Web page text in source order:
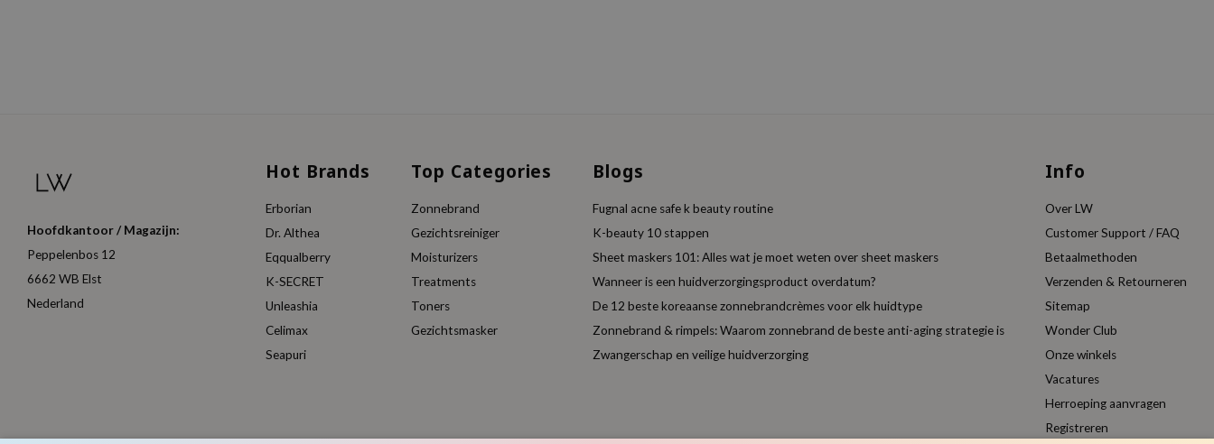
Hoofdkantoor / Magazijn:
Peppelenbos 12
6662 WB Elst
Nederland
Hot Brands
Erborian
Dr. Althea
Eqqualberry
K-SECRET
Unleashia
Celimax
Seapuri
Top Categories
Zonnebrand
Gezichtsreiniger
Moisturizers
Treatments
Toners
Gezichtsmasker
Blogs
Fugnal acne safe k beauty routine
K-beauty 10 stappen
Sheet maskers 101: Alles wat je moet weten over sheet maskers
Wanneer is een huidverzorgingsproduct overdatum?
De 12 beste koreaanse zonnebrandcrèmes voor elk huidtype
Zonnebrand & rimpels: Waarom zonnebrand de beste anti-aging strategie is
Zwangerschap en veilige huidverzorging
Info
Over LW
Customer Support / FAQ
Betaalmethoden
Verzenden & Retourneren
Sitemap
Wonder Club
Onze winkels
Vacatures
Herroeping aanvragen
Registreren